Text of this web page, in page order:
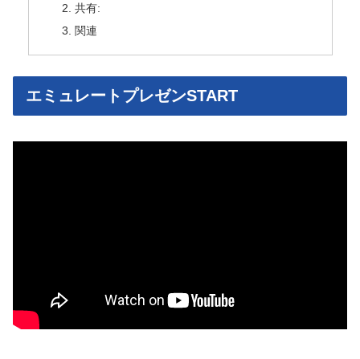
共有:
関連
エミュレートプレゼンSTART